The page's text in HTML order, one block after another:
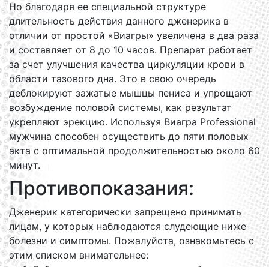
Но благодаря ее специальной структуре
длительность действия данного дженерика в
отличии от простой «Виагры» увеличена в два раза
и составляет от 8 до 10 часов. Препарат работает
за счет улучшения качества циркуляции крови в
области тазового дна. Это в свою очередь
деблокируют зажатые мышцы пениса и упрощают
возбуждение половой системы, как результат
укрепляют эрекцию. Используя Виагра Professional
мужчина способен осуществить до пяти половых
акта с оптимальной продолжительностью около 60
минут.
Противопоказания:
Дженерик категорически запрещено принимать
лицам, у которых наблюдаются слудеющие ниже
болезни и симптомы. Пожалуйста, ознакомьтесь с
этим списком внимательнее: